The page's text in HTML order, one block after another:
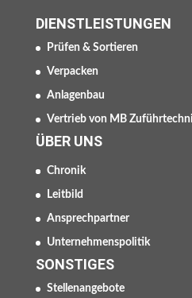
DIENSTLEISTUNGEN
Prüfen & Sortieren
Verpacken
Anlagenbau
Vertrieb von MB
ÜBER UNS
Chronik
Leitbild
Ansprechpartner
Unternehmenspolitik
SONSTIGES
Stellenangebote